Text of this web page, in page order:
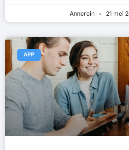
Annerein 21 mei
APP